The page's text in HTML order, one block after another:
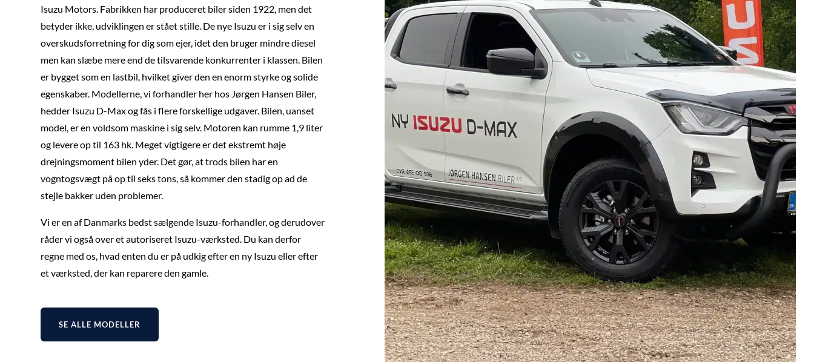
Isuzu Motors. Fabrikken har produceret biler siden 1922, men det
betyder ikke, udviklingen er stået stille. De nye Isuzu er i sig selv en
overskudsforretning for dig som ejer, idet den bruger mindre diesel
men kan slæbe mere end de tilsvarende konkurrenter i klassen. Bilen
er bygget som en lastbil, hvilket giver den en enorm styrke og solide
egenskaber. Modellerne, vi forhandler her hos Jørgen Hansen Biler,
hedder Isuzu D-Max og fås i flere forskellige udgaver. Bilen, uanset
model, er en voldsom maskine i sig selv. Motoren kan rumme 1,9 liter
og levere op til 163 hk. Meget vigtigere er det ekstremt høje
drejningsmoment bilen yder. Det gør, at trods bilen har en
vogntogsvægt på op til seks tons, så kommer den stadig op ad de
stejle bakker uden problemer.
Vi er en af Danmarks bedst sælgende Isuzu-forhandler, og derudover
råder vi også over et autoriseret Isuzu-værksted. Du kan derfor
regne med os, hvad enten du er på udkig efter en ny Isuzu eller efter
et værksted, der kan reparere den gamle.
SE ALLE MODELLER